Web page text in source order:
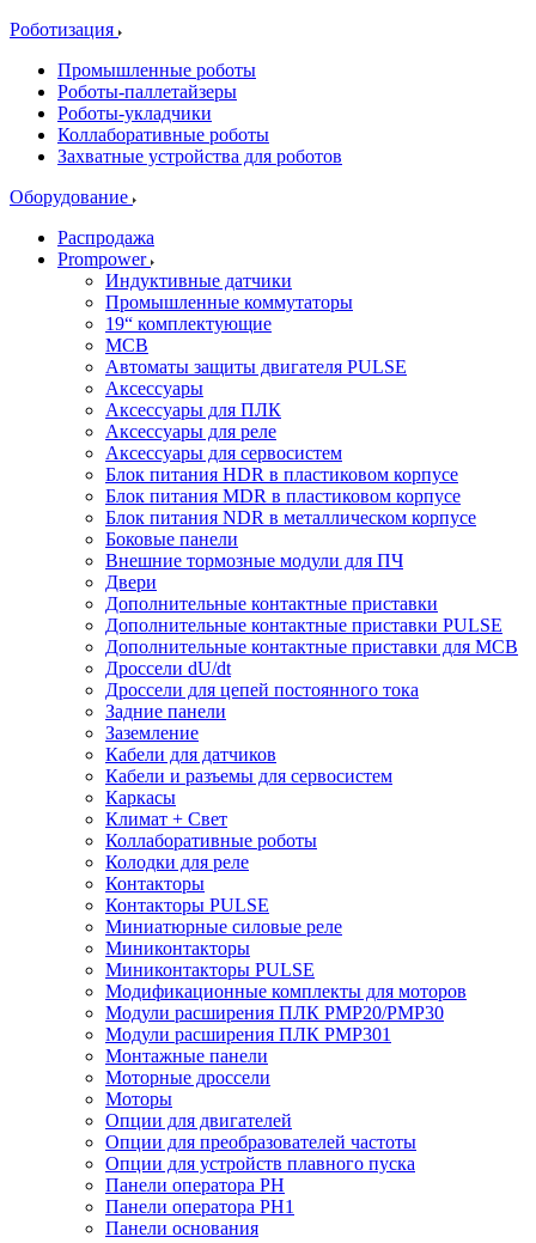
Роботизация
Промышленные роботы
Роботы-паллетайзеры
Роботы-укладчики
Коллаборативные роботы
Захватные устройства для роботов
Оборудование
Распродажа
Prompower
Индуктивные датчики
Промышленные коммутаторы
19“ комплектующие
MCB
Автоматы защиты двигателя PULSE
Аксессуары
Аксессуары для ПЛК
Аксессуары для реле
Аксессуары для сервосистем
Блок питания HDR в пластиковом корпусе
Блок питания MDR в пластиковом корпусе
Блок питания NDR в металлическом корпусе
Боковые панели
Внешние тормозные модули для ПЧ
Двери
Дополнительные контактные приставки
Дополнительные контактные приставки PULSE
Дополнительные контактные приставки для MCB
Дроссели dU/dt
Дроссели для цепей постоянного тока
Задние панели
Заземление
Кабели для датчиков
Кабели и разъемы для сервосистем
Каркасы
Климат + Свет
Коллаборативные роботы
Колодки для реле
Контакторы
Контакторы PULSE
Миниатюрные силовые реле
Миниконтакторы
Миниконтакторы PULSE
Модификационные комплекты для моторов
Модули расширения ПЛК PMP20/PMP30
Модули расширения ПЛК PMP301
Монтажные панели
Моторные дроссели
Моторы
Опции для двигателей
Опции для преобразователей частоты
Опции для устройств плавного пуска
Панели оператора PH
Панели оператора PH1
Панели основания